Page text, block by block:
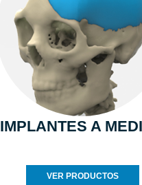
IMPLANTES A
VER PRODUCTOS